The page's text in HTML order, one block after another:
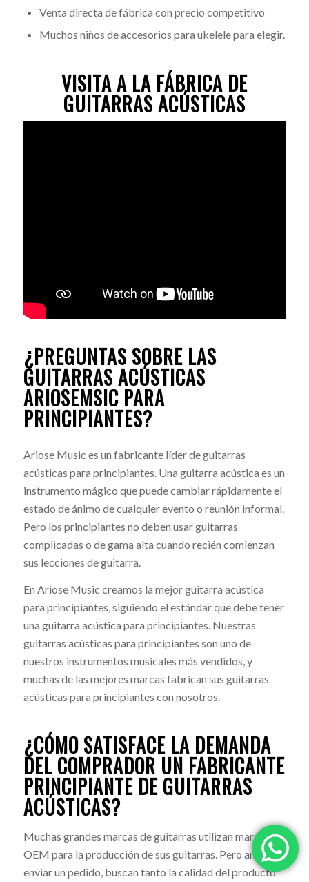
Venta directa de fábrica con precio competitivo
Muchos niños de accesorios para ukelele para elegir.
VISITA A LA FÁBRICA DE
GUITARRAS ACÚSTICAS
¿PREGUNTAS SOBRE LAS
GUITARRAS ACÚSTICAS
ARIOSEMSIC PARA
PRINCIPIANTES?
Ariose Music es un fabricante líder de guitarras
acústicas para principiantes. Una guitarra acústica es un
instrumento mágico que puede cambiar rápidamente el
estado de ánimo de cualquier evento o reunión informal.
Pero los principiantes no deben usar guitarras
complicadas o de gama alta cuando recién comienzan
sus lecciones de guitarra.
En Ariose Music creamos la mejor guitarra acústica
para principiantes, siguiendo el estándar que debe tener
una guitarra acústica para principiantes. Nuestras
guitarras acústicas para principiantes son uno de
nuestros instrumentos musicales más vendidos, y
muchas de las mejores marcas fabrican sus guitarras
acústicas para principiantes con nosotros.
¿CÓMO SATISFACE LA DEMANDA
DEL COMPRADOR UN FABRICANTE
PRINCIPIANTE DE GUITARRAS
ACÚSTICAS?
Muchas grandes marcas de guitarras utilizan marcas
OEM para la producción de sus guitarras. Pero antes de
enviar un pedido, buscan tanto la calidad del producto